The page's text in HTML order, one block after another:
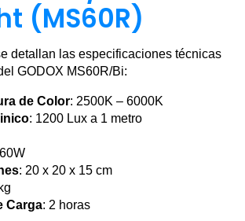
(MS60R)
detallan las especificaciones técnicas
GODOX MS60R/Bi:
de Color: 2500K – 6000K
: 1200 Lux a 1 metro
: 20 x 20 x 15 cm
Carga: 2 horas